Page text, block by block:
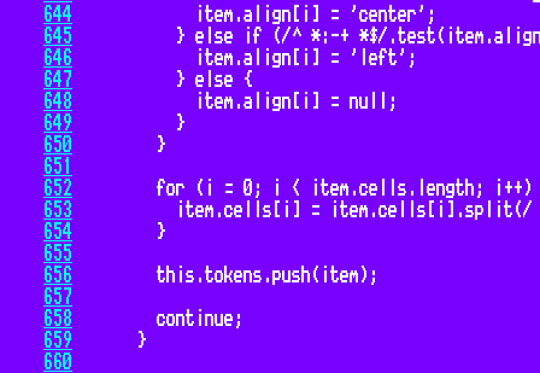
644
645
646
647
648
649
650
651
652
653
654
655
656
657
658
659
660